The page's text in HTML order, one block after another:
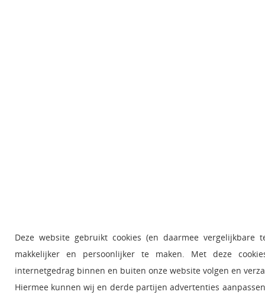
Deze website gebruikt cookies (en daarmee vergelijkbare
makkelijker en persoonlijker te maken. Met deze
internetgedrag binnen en buiten onze website volgen en
Hiermee kunnen wij en derde partijen advertenties